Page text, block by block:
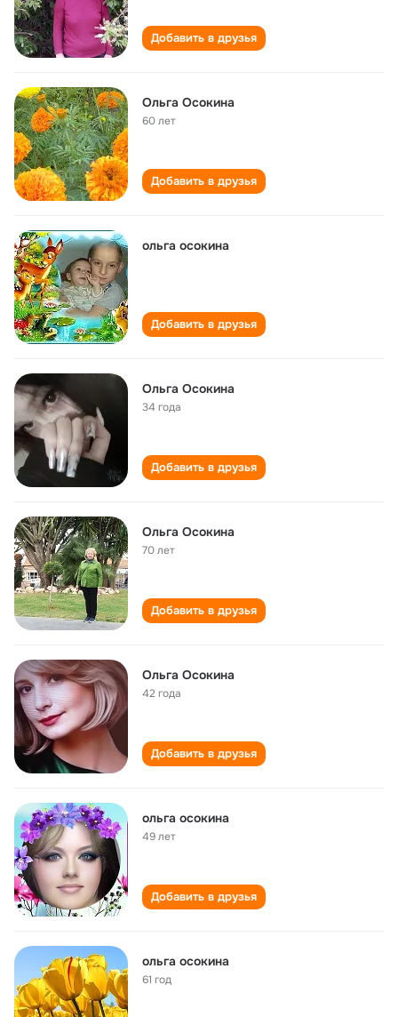
Добавить в друзья
Ольга Осокина
60 лет
Добавить в друзья
ольга осокина
Добавить в друзья
Ольга Осокина
34 года
Добавить в друзья
Ольга Осокина
70 лет
Добавить в друзья
Ольга Осокина
42 года
Добавить в друзья
ольга осокина
49 лет
Добавить в друзья
ольга осокина
61 год